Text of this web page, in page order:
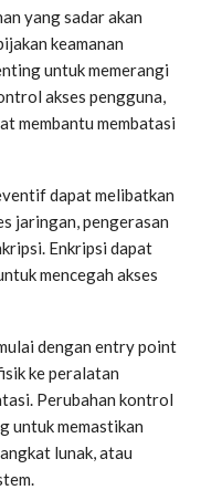
yang sadar akan
keamanan
untuk memerangi
akses pengguna,
membantu membatasi
dapat melibatkan
jaringan, pengerasan
Enkripsi dapat
mencegah akses
dengan entry point
ke peralatan
Perubahan kontrol
untuk memastikan
lunak, atau